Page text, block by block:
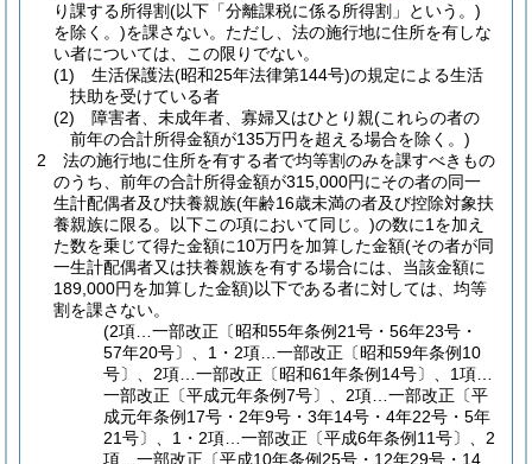
り課する所得割(以下「分離課税に係る所得割」という。)
を除く。)を課さない。 ただし、法の施行地に住所を有しな
い者については、この限りでない。
(1)
生活保護法(昭和25年法律第144号)の規定による生活
扶助を受けている者
(2)
障害者、未成年者、寡婦又はひとり親(これらの者の
前年の合計所得金額が135万円を超える場合を除く。)
2
法の施行地に住所を有する者で均等割のみを課すべきもの
のうち、前年の合計所得金額が315,000円にその者の同一
生計配偶者及び扶養親族(年齢16歳未満の者及び控除対象扶
養親族に限る。以下この項において同じ。)の数に1を加え
た数を乗じて得た金額に10万円を加算した金額(その者が同
一生計配偶者又は扶養親族を有する場合には、当該金額に
189,000円を加算した金額)以下である者に対しては、均等
割を課さない。
(2項…一部改正〔昭和55年条例21号・56年23号・
57年20号〕、1・2項…一部改正〔昭和59年条例10
号〕、2項…一部改正〔昭和61年条例14号〕、1項…
一部改正〔平成元年条例7号〕、2項…一部改正〔平
成元年条例17号・2年9号・3年14号・4年22号・5年
21号〕、1・2項…一部改正〔平成6年条例11号〕、2
項…一部改正〔平成10年条例25号・12年29号・14